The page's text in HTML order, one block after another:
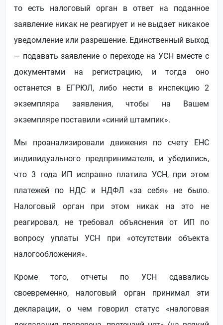
то есть налоговый орган в ответ на поданное
заявление никак не реагирует и не выдает никакое
уведомление или разрешение. Единственный выход
— подавать заявление о переходе на УСН вместе с
документами на регистрацию, и тогда оно
останется в ЕГРЮЛ, либо нести в инспекцию 2
экземпляра заявления, чтобы на Вашем
экземпляре поставили «синий штампик».
Мы проанализировали движения по счету ЕНС
индивидуального предпринимателя, и убедились,
что 3 года ИП исправно платила УСН, при этом
платежей по НДС и НДФЛ «за себя» не было.
Налоговый орган при этом никак на это не
реагировал, не требовал объяснения от ИП по
вопросу уплаты УСН при «отсутствии объекта
налогообложения».
Кроме того, отчеты по УСН сдавались
своевременно, налоговый орган принимал эти
декларации, о чем говорил статус «налоговая